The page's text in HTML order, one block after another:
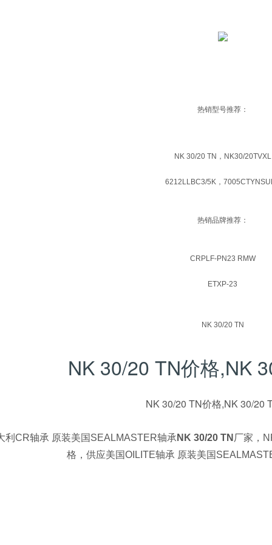
热销型号推荐：
NK 30/20 TN，NK30/20TVXL
6212LLBC3/5K，
热销品牌推荐：
CRPLF-PN23 RMW
ETXP-23
NK 30/20 TN
NK 30/20 TN价格,NK
NK 30/20 TN价格,NK 30/20
利CR轴承 原装美国SEALMASTER轴承 NK 30/20 TN 厂家，
格，供应美国OILITE轴承 原装美国